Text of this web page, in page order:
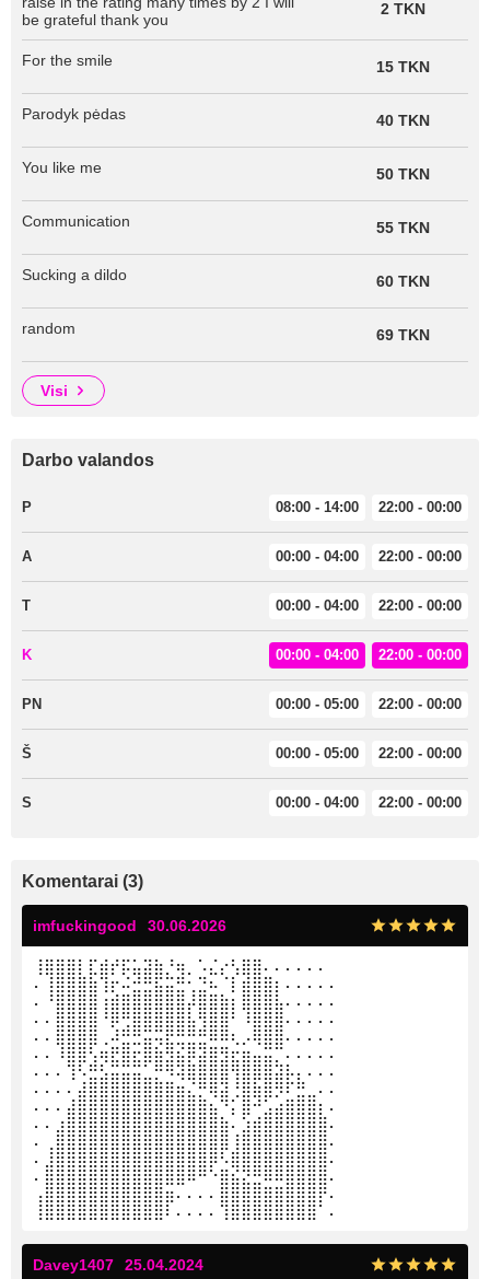
be grateful thank you
2 TKN
For the smile 15 TKN
Parodyk pėdas 40 TKN
You like me 50 TKN
Communication 55 TKN
Sucking a dildo 60 TKN
random 69 TKN
visi
Darbo valandos
P 08:00 - 14:00 22:00 - 00:00
A 00:00 - 04:00 22:00 - 00:00
T 00:00 - 04:00 22:00 - 00:00
K 00:00 - 04:00 22:00 - 00:00
PN 00:00 - 05:00 22:00 - 00:00
Š 00:00 - 05:00 22:00 - 00:00
S 00:00 - 04:00 22:00 - 00:00
Komentarai (3)
imfuckingood 30.06.2026
⢸⣿⣿⣿⡇⣏⣾⡞⡯⣥⣽⣷⡘⢶⡀⠡⣌⡔⢣⣿⣿⠄⠄⠄⠄⠄⠄
⠄⢸⣿⣿⣿⣷⢹⡖⠬⣚⣛⣯⣭⣛⢂⣙⠦⠈⡇⣾⣿⣿⡆⠄⠄⠄⠄⠄
⠄⠘⣿⣿⣿⣿⢰⣾⣿⣿⣿⣿⣿⣿⡼⣿⣿⣷⡆⣿⣿⣿⣧⠄⠄⠄⠄⠄
⠄⠄⣿⣿⣿⣿⠘⡿⢛⣿⣿⣿⣿⣿⣧⢻⣿⣿⠃⠸⣿⣿⣿⠄⠄⠄⠄⠄
⠄⠄⣿⣿⣿⣿⢀⠼⣛⣛⣭⢭⣟⣛⣛⣛⠿⠿⢆⡠⢿⣿⣿⠄⠄⠄⠄⠄
⠄⠄⠸⣿⣿⢣⢶⣟⣿⣖⣿⣷⣻⣮⡿⣽⣿⣻⣖⣶⣤⣭⡉⠄⠄⠄⠄⠄
⠄⠄⠄⢹⠣⣛⣣⣭⣭⣭⣁⡛⠻⢽⣿⣿⣿⣿⢻⣿⣿⣿⣽⡧⡄⠄⠄⠄
⠄⠄⠄⠄⣼⣿⣿⣿⣿⣿⣿⣿⣿⣶⣌⡛⢿⣽⢘⣿⣷⣿⡻⠏⣛⣀⠄⠄
⠄⠄⠄⣼⣿⣿⣿⣿⣿⣿⣿⣿⣿⣿⣿⣿⣦⠙⡅⣿⠚⣡⣴⣿⣿⣿⡆⠄
⠄⠄⣰⣿⣿⣿⣿⣿⣿⣿⣿⣿⣿⣿⣿⣿⣿⣷⠄⣱⣾⣿⣿⣿⣿⣿⣿⠄
⠄⢀⣿⣿⣿⣿⣿⣿⣿⣿⣿⣿⣿⣿⣿⣿⣿⣿⢸⣿⣿⣿⣿⣿⣿⣿⣿⠄
⠄⣸⣿⣿⣿⣿⣿⣿⣿⣿⣿⣿⣿⣿⣿⣿⡿⠣⣿⣿⣿⣿⣿⣿⣿⣿⣿⠄
⠄⣿⣿⣿⣿⣿⣿⣿⣿⣿⣿⣿⣿⣿⠿⠛⠑⣿⣮⣝⣛⠿⠿⣿⣿⣿⣿⠄
⢠⣿⣿⣿⣿⣿⣿⣿⣿⣿⣿⣿⣶⠄⠄⠄⠄⣿⣿⣿⣿⣿⣿⣿⣿⣿⡟⠄
⢸⣿⣿⣿⣿⣿⣿⣿⣿⣿⣿⣿⠇⠄⠄⠄⠄⢹⣿⣿⣿⣿⣿⣿⣿⣿⠁⠄
Davey1407 25.04.2024